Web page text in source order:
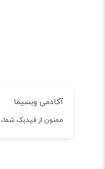
آکادمی وبسیما
ممنون از فیدبک شما، حتما